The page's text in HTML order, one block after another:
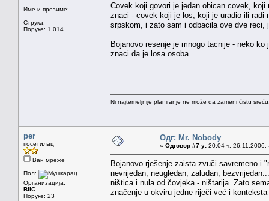
Име и презиме:
Струка:
Поруке: 1.014
Covek koji govori je jedan obican covek,
znaci - covek koji je los, koji je uradio ili radi
srpskom, i zato sam i odbacila ove dve reci,
Bojanovo resenje je mnogo tacnije - neko
znaci da je losa osoba.
Ni najtemeljnije planiranje ne može da zameni čistu
per
посетилац
Ван мреже
Пол:
Организација:
BiiC
Поруке: 23
Одг: Mr. Nobody
« Одговор #7 у: 20.04 ч. 26.11.2006.
Bojanovo rješenje zaista zvuči savremeno i
nevrijedan, neugledan, zaludan,
ništica i nula od čovjeka - ništarija. Zato
značenje u okviru jedne riječi već i